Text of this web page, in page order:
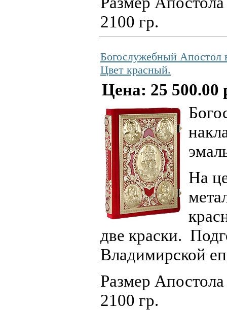
2100 гр.
Богослужебный Апостол
Цвет красный.
Цена: 25 500.00
На
две краски.
Владимирской
Размер
2100 гр.